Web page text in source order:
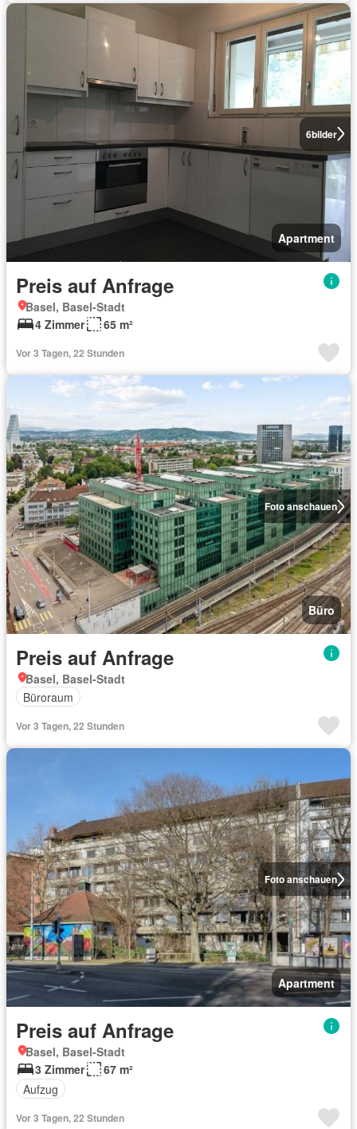
6bilder
Apartment
Preis auf Anfrage
Basel, Basel-Stadt
4 Zimmer
65 m²
Vor 3 Tagen, 22 Stunden
Foto anschauen
Büro
Preis auf Anfrage
Basel, Basel-Stadt
Büroraum
Vor 3 Tagen, 22 Stunden
Foto anschauen
Apartment
Preis auf Anfrage
Basel, Basel-Stadt
3 Zimmer
67 m²
Aufzug
Vor 3 Tagen, 22 Stunden